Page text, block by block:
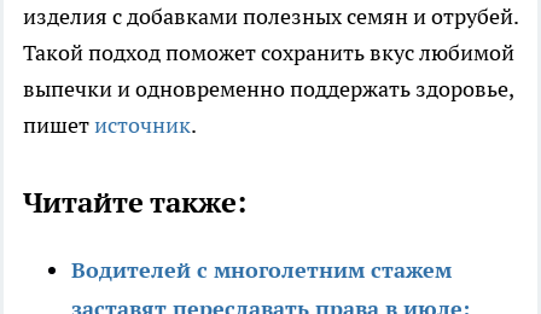
изделия с добавками полезных семян и отрубей.
Такой подход поможет сохранить вкус любимой
выпечки и одновременно поддержать здоровье,
пишетисточник.
Читайте также:
Водителей с многолетним стажем
заставят пересдавать права в июле: